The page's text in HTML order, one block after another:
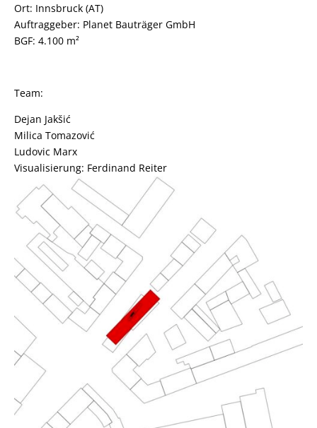
Ort: Innsbruck (AT)
Auftraggeber: Planet Bauträger GmbH
BGF: 4.100 m²
Team:
Dejan Jakšić
Milica Tomazović
Ludovic Marx
Visualisierung: Ferdinand Reiter